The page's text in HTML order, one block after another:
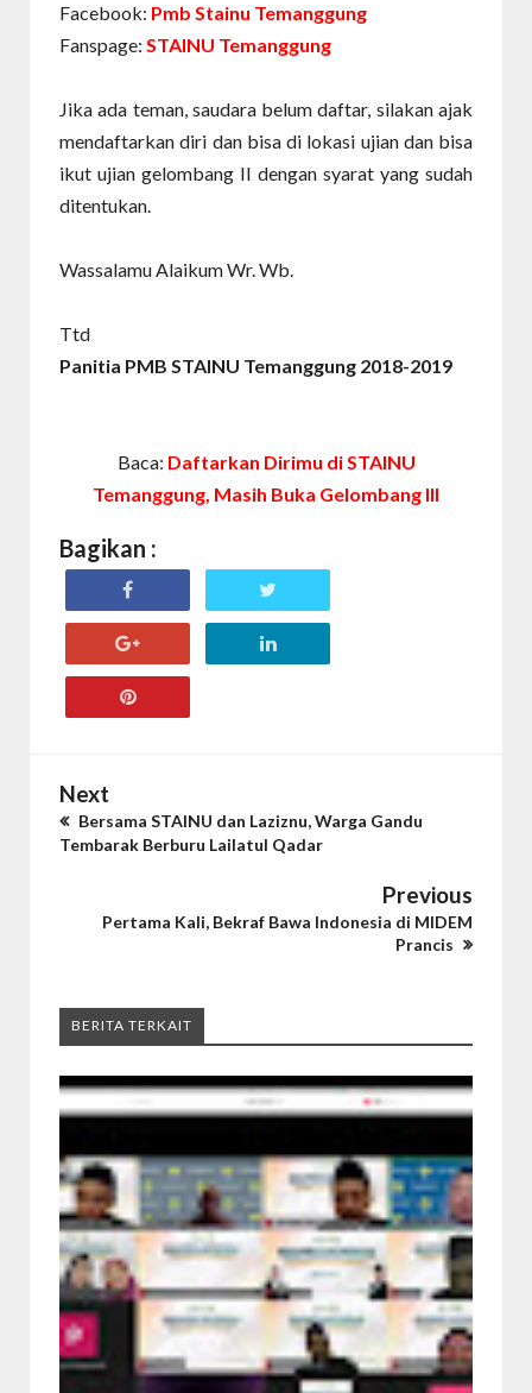
Facebook: Pmb Stainu Temanggung
Fanspage: STAINU Temanggung
Jika ada teman, saudara belum daftar, silakan ajak
mendaftarkan diri dan bisa di lokasi ujian dan bisa
ikut ujian gelombang II dengan syarat yang sudah
ditentukan.
Wassalamu Alaikum Wr. Wb.
Ttd
Panitia PMB STAINU Temanggung 2018-2019
Baca: Daftarkan Dirimu di STAINU
Temanggung, Masih Buka Gelombang III
Bagikan :
Next
Bersama STAINU dan Laziznu, Warga Gandu
Tembarak Berburu Lailatul Qadar
Previous
Pertama Kali, Bekraf Bawa Indonesia di MIDEM
Prancis
BERITA TERKAIT